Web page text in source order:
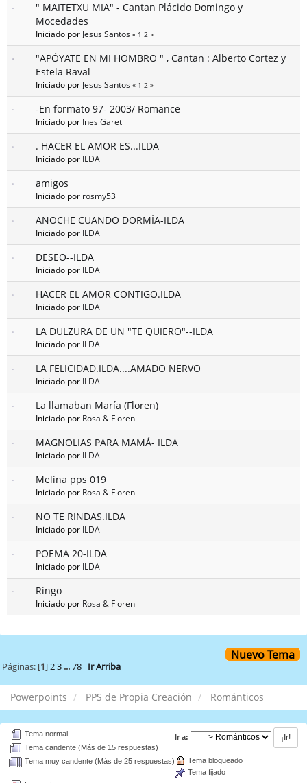
" MAITETXU MIA" - Cantan Plácido Domingo y
Mocedades
Iniciado por Jesus Santos « 1 2 »
"APÓYATE EN MI HOMBRO " , Cantan : Alberto Cortez y
Estela Raval
Iniciado por Jesus Santos « 1 2 »
-En formato 97- 2003/ Romance
Iniciado por Ines Garet
. HACER EL AMOR ES...ILDA
Iniciado por ILDA
amigos
Iniciado por rosmy53
ANOCHE CUANDO DORMÍA-ILDA
Iniciado por ILDA
DESEO--ILDA
Iniciado por ILDA
HACER EL AMOR CONTIGO.ILDA
Iniciado por ILDA
LA DULZURA DE UN "TE QUIERO"--ILDA
Iniciado por ILDA
LA FELICIDAD.ILDA....AMADO NERVO
Iniciado por ILDA
La llamaban María (Floren)
Iniciado por Rosa & Floren
MAGNOLIAS PARA MAMÁ- ILDA
Iniciado por ILDA
Melina pps 019
Iniciado por Rosa & Floren
NO TE RINDAS.ILDA
Iniciado por ILDA
POEMA 20-ILDA
Iniciado por ILDA
Ringo
Iniciado por Rosa & Floren
Nuevo Tema
Páginas: [1]2 3 ...78 Ir Arriba
Powerpoints PPS de Propia Creación Románticos
Ir a:
Tema normal
Tema candente (Más de 15 respuestas)
Tema muy candente (Más de 25 respuestas)
Tema bloqueado
Tema fijado